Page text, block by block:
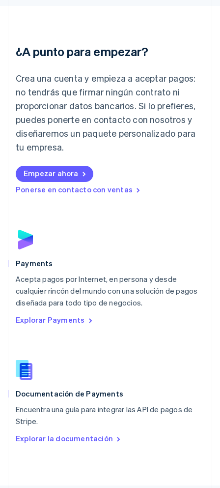
¿A punto para empezar?
Crea una cuenta y empieza a aceptar pagos:
no tendrás que firmar ningún contrato ni
proporcionar datos bancarios. Si lo prefieres,
puedes ponerte en contacto con nosotros y
diseñaremos un paquete personalizado para
tu empresa.
Empezar ahora
Ponerse en contacto con ventas
Payments
Acepta pagos por Internet, en persona y desde
cualquier rincón del mundo con una solución de pagos
diseñada para todo tipo de negocios.
Explorar Payments
Documentación de Payments
Encuentra una guía para integrar las API de pagos de
Stripe.
Explorar la documentación
India
English
Italia
ItalianoEnglish
Japón
日本語 English
Letonia
Liechtenstein
Lituania
English
Luxemburgo
Malta
English
EspañolEnglish
English
Nueva Zelanda
English
NederlandsEnglish
Português
RAE de Hong Kong, China
Reino Unido
República Checa
English
English